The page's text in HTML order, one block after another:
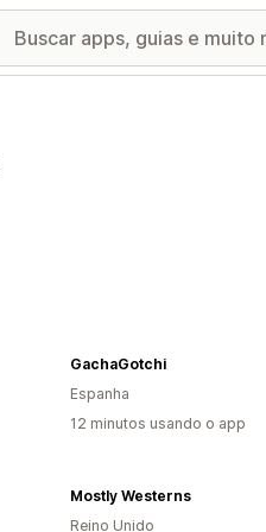
GachaGotchi
Espanha
12 minutos usando o app
Mostly Westerns
Reino Unido